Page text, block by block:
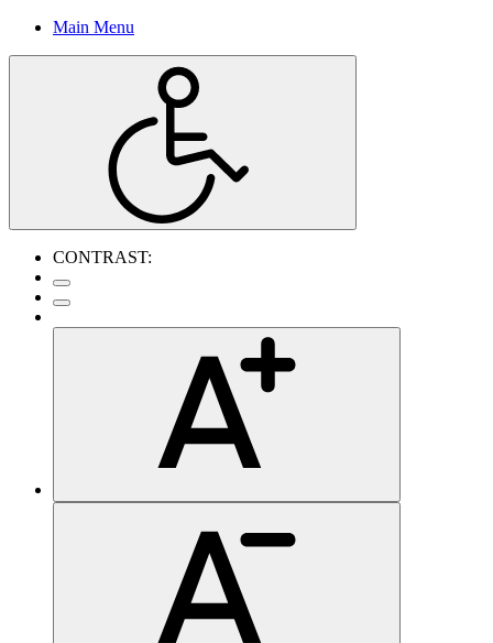
Main Menu
CONTRAST: